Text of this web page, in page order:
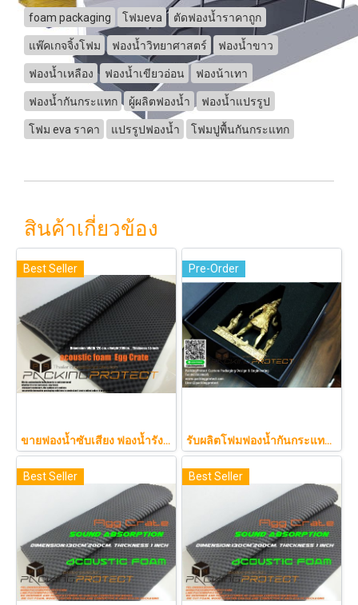
foam packaging โฟมeva ตัดฟองน้ำราคาถูก
แพ๊คเกจจิ้งโฟม ฟองน้ำวิทยาศาสตร์ ฟองน้ำขาว
ฟองน้ำเหลือง ฟองน้ำเขียวอ่อน ฟองน้าเทา
ฟองน้ำกันกระแทก ผู้ผลิตฟองน้ำ ฟองน้ำแปรรูป
โฟม eva ราคา แปรรูปฟองน้ำ โฟมปูพื้นกันกระแทก
สินค้าเกี่ยวข้อง
Best Seller
ขายฟองน้ำซับเสียง ฟองน้ำรังไข่ แผ่นซับเสียงห้อง ราคาถูกฟองน้ำรังไข่ แผ่นซับเสียงรังไข่ แผ่นซับเสียงรังไข่ Acoustic foam สีเทาดำขนาดใหญ่ 130*200ซม.หนา1.5นิ้วราคา350บาท(copy)
Pre-Order
รับผลิตโฟมฟองน้ำกันกระแทกรับออกแบบบรรจุภัณฑ์โมเดล art toy ต่างๆ
Best Seller Best Seller